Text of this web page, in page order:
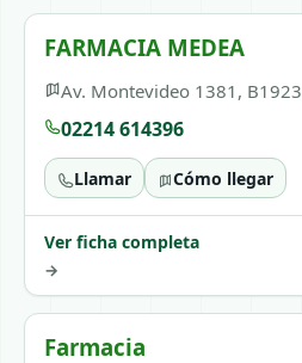
FARMACIA MEDEA
Av. Montevideo 1381, B1923
02214 614396
Llamar Cómo llegar
Ver ficha completa
→
Farmacia